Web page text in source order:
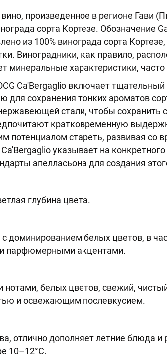
вино, произведенное в регионе Гави
сорта Кортезе. Обозначение
из 100% винограда сорта
Виноградники, как правило,
минеральные характеристики,
Ca'Bergaglio включает тщательный
для сохранения тонких ароматов
стали, чтобы сохранить
кратковременную
потенциалом стареть, развивая со
указывает на конкретного
апелласьона для создания
глубина цвета.
доминированием белых цветов, в
и парфюмерными акцентами.
белых цветов, свежий,
и освежающим послевкусием.
отлично дополняет летние блюда
10–12°C.